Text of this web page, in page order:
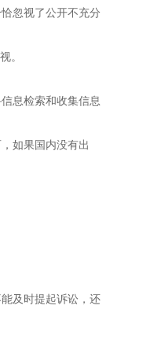
忽视了公开不充分
。
息检索和收集信息
如果国内没有出
及时提起诉讼，还